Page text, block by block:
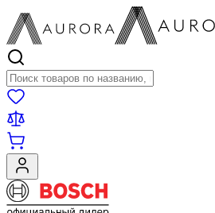
Поиск товаров